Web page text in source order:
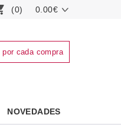
(0) 0.00€
por cada compra
NOVEDADES